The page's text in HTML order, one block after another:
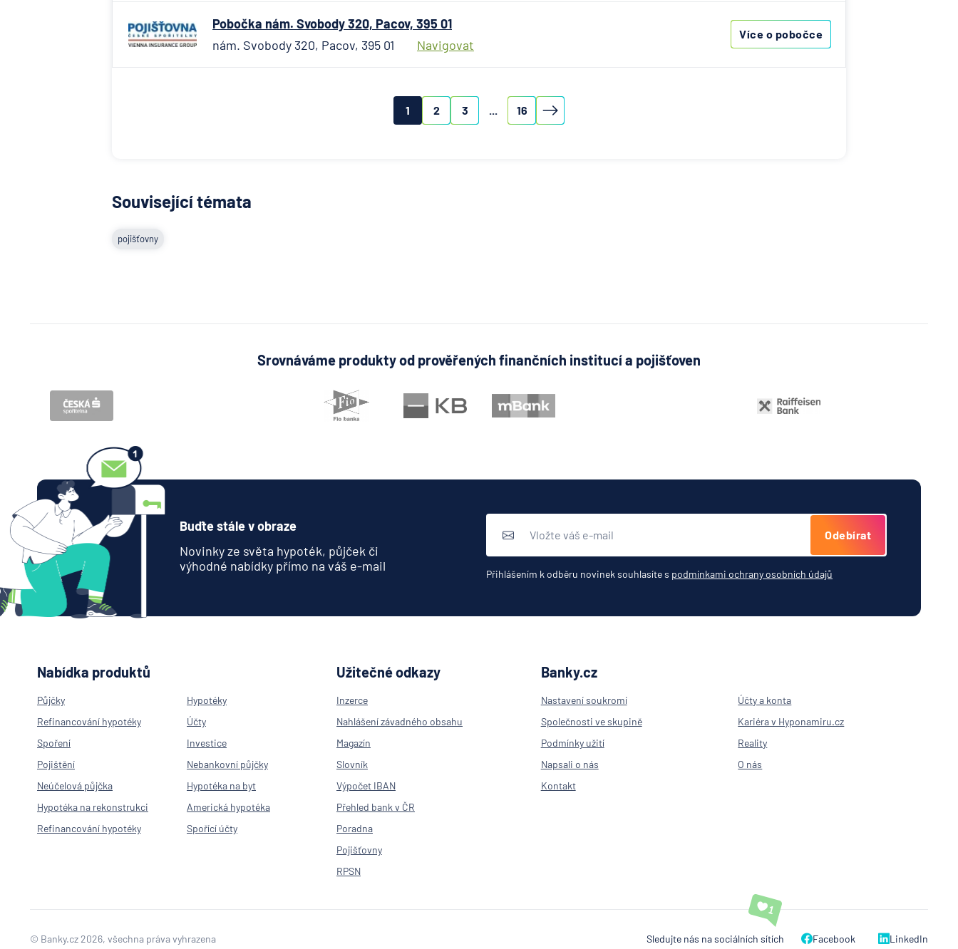
Raiffeisenbank
Stavební spořitelna
České spořitelny
Volksbank
Nordoberpfalz eG
pojišťovna
Východosaská
Pobočka nám. Svobody 320, Pacov, 395 01
nám. Svobody 320, Pacov, 395 01
Navigovat
Více o pobočce
1 2 3 ... 16
Související témata
pojišťovny
Srovnáváme produkty od prověřených finančních institucí a pojišťoven
Buďte stále v obraze
Novinky ze světa hypoték, půjček či
výhodné nabídky přímo na váš e-mail
Odebírat
Přihlášením k odběru novinek souhlasíte s podmínkami ochrany osobních údajů
Nabídka produktů
Půjčky
Hypotéky
Refinancování hypotéky
Účty
Spoření
Investice
Pojištění
Nebankovní půjčky
Neúčelová půjčka
Hypotéka na byt
Hypotéka na rekonstrukci
Americká hypotéka
Refinancování hypotéky
Spořící účty
Užitečné odkazy
Inzerce
Nahlášení závadného obsahu
Magazín
Slovník
Výpočet IBAN
Přehled bank v ČR
Poradna
Pojišťovny
RPSN
Banky.cz
Nastavení soukromí
Účty a konta
Společnosti ve skupině
Kariéra v Hyponamiru.cz
Podmínky užití
Reality
Napsali o nás
O nás
Kontakt
© Banky.cz 2026, všechna práva vyhrazena Sledujte nás na sociálních sítích Facebook LinkedIn